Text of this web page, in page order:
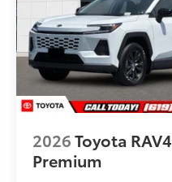
2026Toyota RAV4
Premium